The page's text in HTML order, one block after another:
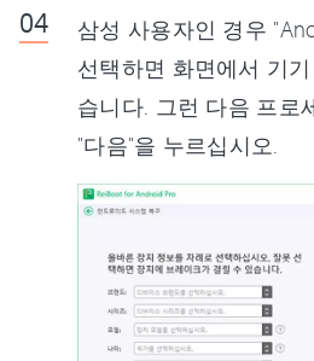
삼성 사용자인 경우
선택하면 화면에서 기
습니다. 그런 다음 프로
"다음"을 누르십시오.